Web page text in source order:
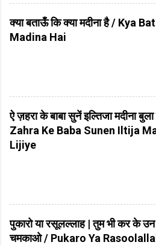
क्या बताऊँ कि क्या मदीना है / Kya
Madina Hai
ऐ ज़हरा के बाबा सुनें इल्तिजा मदीना
Zahra Ke Baba Sunen Iltija
Lijiye
पुकारो या रसूलल्लाह | तुम भी कर के उन
चमकाओ / Pukaro Ya